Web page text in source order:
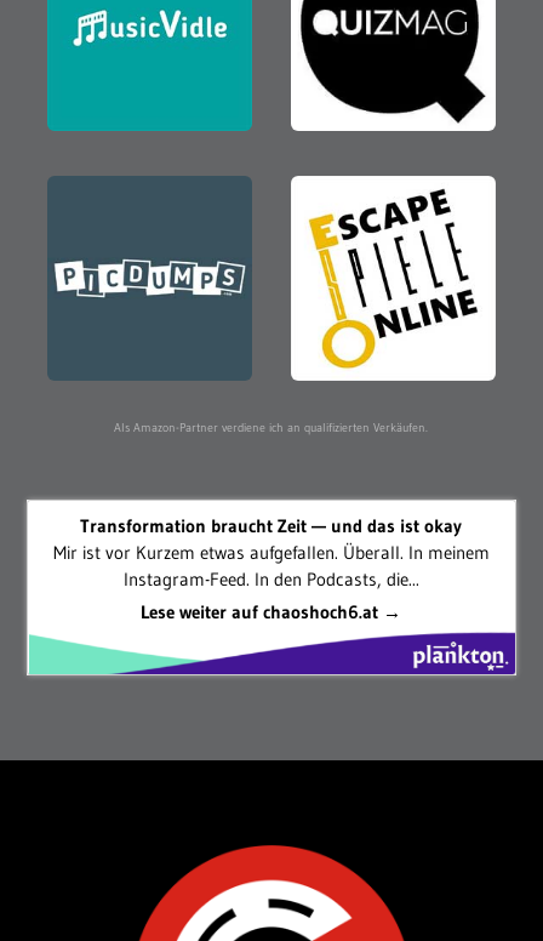
Als Amazon-Partner verdiene ich an qualifizierten Verkäufen.
Transformation braucht Zeit — und das ist okay
Mir ist vor Kurzem etwas aufgefallen. Überall. In meinem
Instagram-Feed. In den Podcasts, die...
Lese weiter auf chaoshoch6.at →